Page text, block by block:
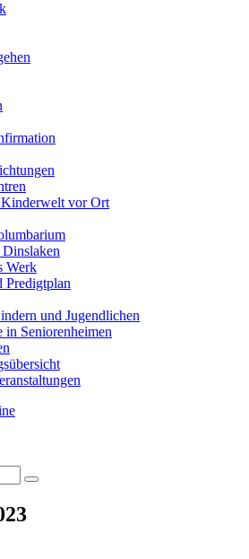
vor Ort
Werk
Predigtplan
und Jugendlichen
in Seniorenheimen
Search